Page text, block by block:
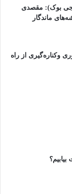
بوک): مقصدی
ماندگار
وکناره‌گیری از راه